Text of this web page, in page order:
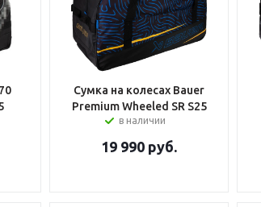
Сумка на колесах Bauer
Premium Wheeled SR S25
в наличии
19 990 руб.